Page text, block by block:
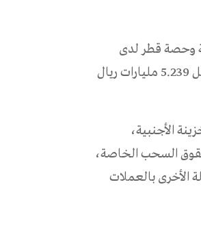
وحصة قطر لدى
صندوق النقد الدولي بقيمة 19 مليون ريال على أساس سنوي، ليسجل 5.239 مليارات ريال
الأجنبية،
حقوق السحب الخاصة،
الأخرى بالعملات